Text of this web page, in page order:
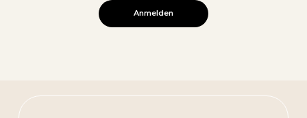
Anmelden